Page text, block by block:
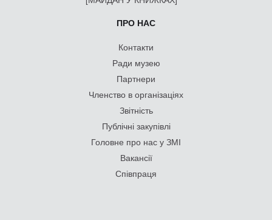
ПРО НАС
Контакти
Ради музею
Партнери
Членство в організаціях
Звітність
Публічні закупівлі
Головне про нас у ЗМІ
Вакансії
Співпраця